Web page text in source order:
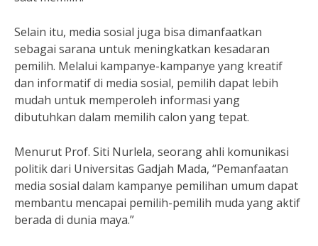
Selain itu, media sosial juga bisa dimanfaatkan
sebagai sarana untuk meningkatkan kesadaran
pemilih. Melalui kampanye-kampanye yang kreatif
dan informatif di media sosial, pemilih dapat lebih
mudah untuk memperoleh informasi yang
dibutuhkan dalam memilih calon yang tepat.
Menurut Prof. Siti Nurlela, seorang ahli komunikasi
politik dari Universitas Gadjah Mada, “Pemanfaatan
media sosial dalam kampanye pemilihan umum dapat
membantu mencapai pemilih-pemilih muda yang aktif
berada di dunia maya.”